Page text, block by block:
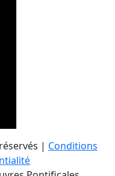
| Conditions